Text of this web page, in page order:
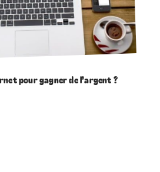
pour gagner de l’argent ?